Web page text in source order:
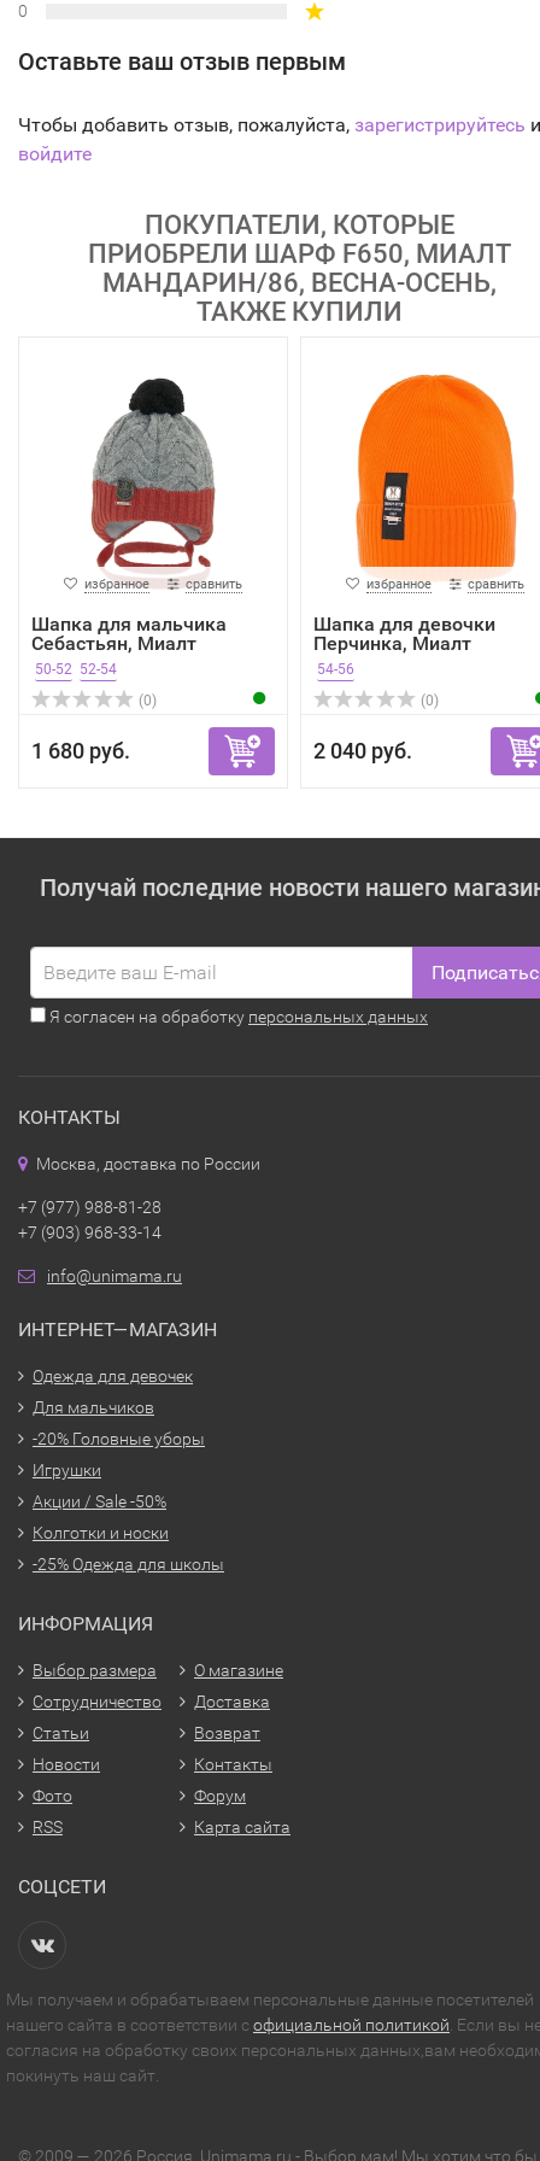
0
Оставьте ваш отзыв первым
Чтобы добавить отзыв, пожалуйста, зарегистрируйтесь
войдите
ПОКУПАТЕЛИ, КОТОРЫЕ
ПРИОБРЕЛИ ШАРФ F650, МИАЛТ
МАНДАРИН/86, ВЕСНА-ОСЕНЬ,
ТАКЖЕ КУПИЛИ
избранное сравнить
Шапка для мальчика
Себастьян, Миалт
оранжев...
50-52 52-54
(0)
1 680 руб.
избранное сравнить
Шапка для девочки
Перчинка, Миалт
оранжевый...
54-56
(0)
2 040 руб.
Получай последние новости нашего
Я согласен на обработку персональных данных
КОНТАКТЫ
Москва, доставка по России
+7 (977) 988-81-28
+7 (903) 968-33-14
info@unimama.ru
ИНТЕРНЕТ—МАГАЗИН
Одежда для девочек
Для мальчиков
-20% Головные уборы
Игрушки
Акции / Sale -50%
Колготки и носки
-25% Одежда для школы
ИНФОРМАЦИЯ
Выбор размера
Сотрудничество
Статьи
Новости
Фото
RSS
О магазине
Доставка
Возврат
Контакты
Форум
Карта сайта
СОЦСЕТИ
Мы получаем и обрабатываем персональные данные посетителей
нашего сайта в соответствии софициальной политикой. Если вы
согласия на обработку своих персональных данных,вам
покинуть наш сайт.
© 2009 — 2026 Россия. Unimama.ru - Выбор мам! Мы хотим что бы